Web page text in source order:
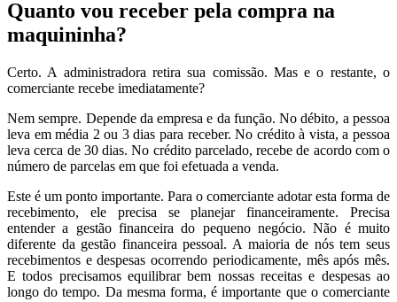
Quanto vou receber pela compra na
maquininha?
Certo. A administradora retira sua comissão. Mas e o restante, o
comerciante recebe imediatamente?
Nem sempre. Depende da empresa e da função. No débito, a pessoa
leva em média 2 ou 3 dias para receber. No crédito à vista, a pessoa
leva cerca de 30 dias. No crédito parcelado, recebe de acordo com o
número de parcelas em que foi efetuada a venda.
Este é um ponto importante. Para o comerciante adotar esta forma de
recebimento, ele precisa se planejar financeiramente. Precisa
entender a gestão financeira do pequeno negócio. Não é muito
diferente da gestão financeira pessoal. A maioria de nós tem seus
recebimentos e despesas ocorrendo periodicamente, mês após mês.
E todos precisamos equilibrar bem nossas receitas e despesas ao
longo do tempo. Da mesma forma, é importante que o comerciante